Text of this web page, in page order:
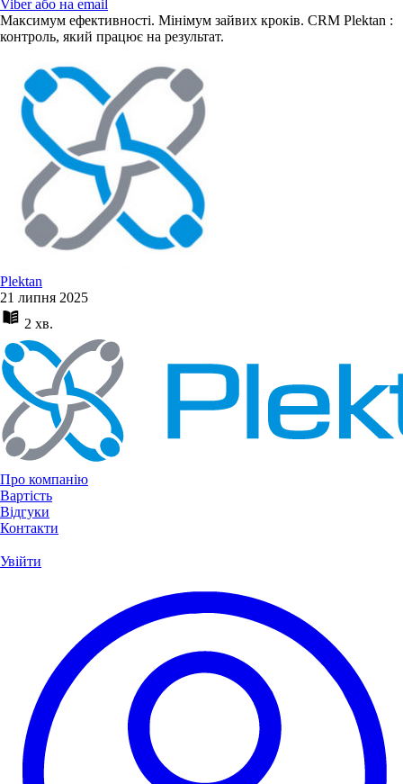
Viber або на email
Максимум ефективності. Мінімум зайвих кроків. CRM Plektan :
контроль, який працює на результат.
Plektan
21 липня 2025
2 хв.
Про компанію
Вартість
Відгуки
Контакти
Увійти